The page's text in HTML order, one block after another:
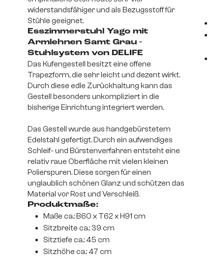
widerstandsfähiger und als Bezugsstoff für
Stühle geeignet.
Esszimmerstuhl Yago mit
Armlehnen Samt Grau -
Stuhlsystem von DELIFE
Das Kufengestell besitzt eine offene
Trapezform, die sehr leicht und dezent wirkt.
Durch diese edle Zurückhaltung kann das
Gestell besonders unkompliziert in die
bisherige Einrichtung integriert werden.
Das Gestell wurde aus handgebürstetem
Edelstahl gefertigt. Durch ein aufwendiges
Schleif- und Bürstenverfahren entsteht eine
relativ raue Oberfläche mit vielen kleinen
Polierspuren. Diese sorgen für einen
unglaublich schönen Glanz und schützen das
Material vor Rost und Verschleiß.
Produktmaße:
Maße ca.: B60 x T62 x H91 cm
Sitzbreite ca.: 39 cm
Sitztiefe ca.: 45 cm
Sitzhöhe ca.: 47 cm